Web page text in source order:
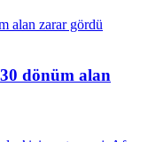
dönüm alan